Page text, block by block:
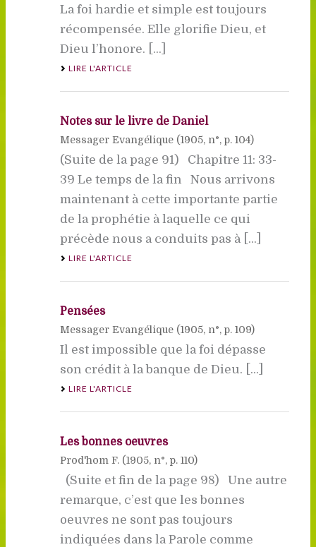
La foi hardie et simple est toujours
récompensée. Elle glorifie Dieu, et
Dieu l’honore. [...]
LIRE L'ARTICLE
Notes sur le livre de Daniel
Messager Evangélique (1905, n°, p. 104)
(Suite de la page 91) Chapitre 11: 33-
39 Le temps de la fin Nous arrivons
maintenant à cette importante partie
de la prophétie à laquelle ce qui
précède nous a conduits pas à [...]
LIRE L'ARTICLE
Pensées
Messager Evangélique (1905, n°, p. 109)
Il est impossible que la foi dépasse
son crédit à la banque de Dieu. [...]
LIRE L'ARTICLE
Les bonnes oeuvres
Prod'hom F. (1905, n°, p. 110)
(Suite et fin de la page 98) Une autre
remarque, c’est que les bonnes
oeuvres ne sont pas toujours
indiquées dans la Parole comme